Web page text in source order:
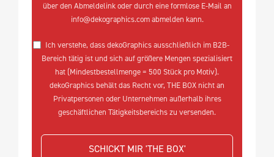
über den Abmeldelink oder durch eine formlose E-Mail an
info@dekographics.com abmelden kann.
Ich verstehe, dass dekoGraphics ausschließlich im B2B-
Bereich tätig ist und sich auf größere Mengen spezialisiert
hat (Mindestbestellmenge = 500 Stück pro Motiv).
dekoGraphics behält das Recht vor, THE BOX nicht an
Privatpersonen oder Unternehmen außerhalb ihres
geschäftlichen Tätigkeitsbereichs zu versenden.
SCHICKT MIR 'THE BOX'